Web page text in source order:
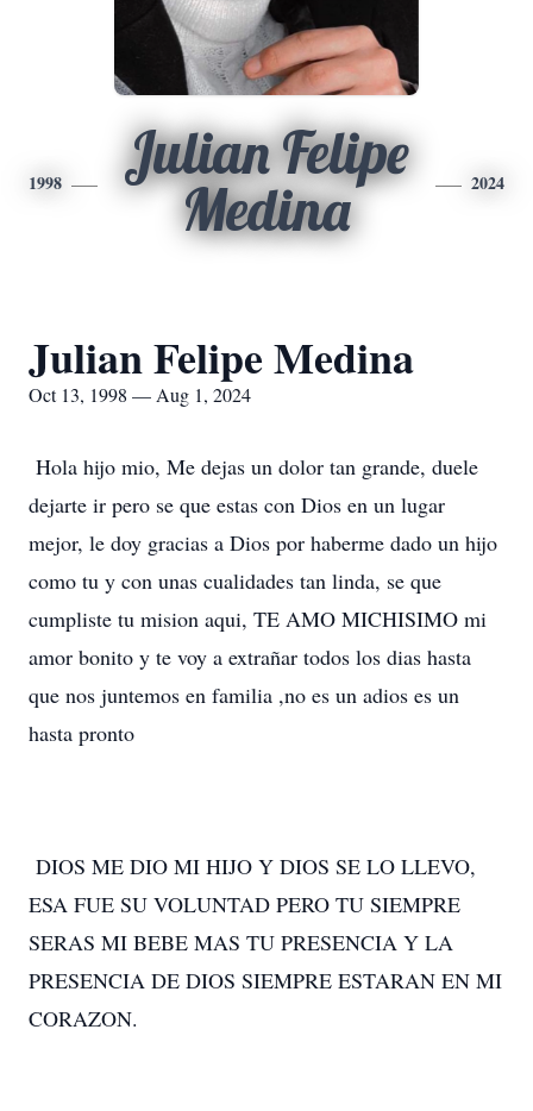
1998
Julian Felipe
Medina
2024
Julian Felipe Medina
Oct 13, 1998 — Aug 1, 2024
Hola hijo mio, Me dejas un dolor tan grande, duele
dejarte ir pero se que estas con Dios en un lugar
mejor, le doy gracias a Dios por haberme dado un hijo
como tu y con unas cualidades tan linda, se que
cumpliste tu mision aqui, TE AMO MICHISIMO mi
amor bonito y te voy a extrañar todos los dias hasta
que nos juntemos en familia ,no es un adios es un
hasta pronto
DIOS ME DIO MI HIJO Y DIOS SE LO LLEVO,
ESA FUE SU VOLUNTAD PERO TU SIEMPRE
SERAS MI BEBE MAS TU PRESENCIA Y LA
PRESENCIA DE DIOS SIEMPRE ESTARAN EN MI
CORAZON.